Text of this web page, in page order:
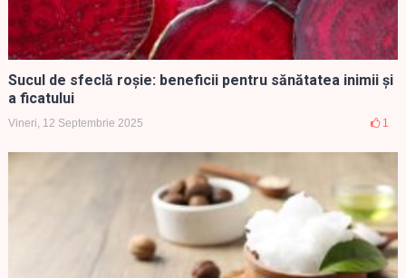
Sucul de sfeclă roșie: beneficii pentru sănătatea inimii și
a ficatului
Vineri, 12 Septembrie 2025 1